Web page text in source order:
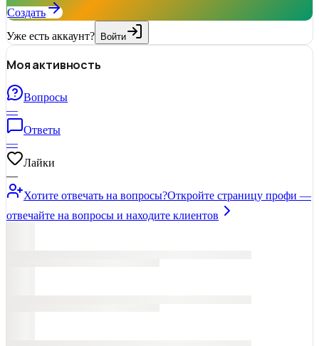
Создать
Уже есть аккаунт? Войти
Моя активность
Вопросы
—
Ответы
—
Лайки
—
Хотите отвечать на вопросы?Откройте страницу профи —
отвечайте на вопросы и находите клиентов